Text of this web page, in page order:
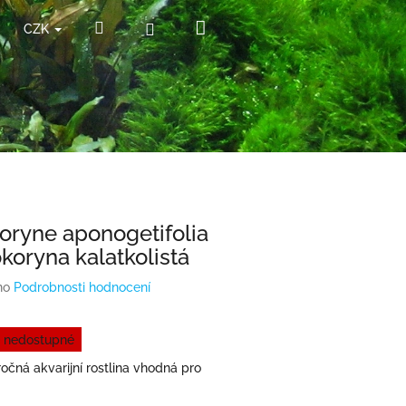
CZK HledatPřihlášeníNákupní
košík
aponogetifolia
kalatkolistá
Podrobnosti hodnocení
nedostupné
akvarijní rostlina vhodná pro